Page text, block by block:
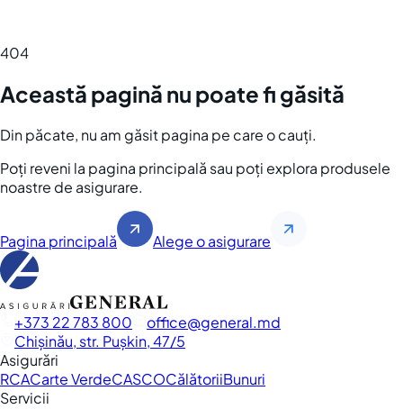
404
Această pagină nu poate fi găsită
Din păcate, nu am găsit pagina pe care o cauți.
Poți reveni la pagina principală sau poți explora produsele
noastre de asigurare.
Pagina principală Alege o asigurare
+373 22 783 800 office
general.md
Chișinău, str. Pușkin, 47/5
Asigurări
RCACarte VerdeCASCOCălătoriiBunuri
Servicii